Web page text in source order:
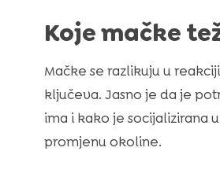
Koje mačke
Mačke se razlikuju u
ključeva. Jasno je da je
ima i kako je socijalizirana
promjenu okoline.